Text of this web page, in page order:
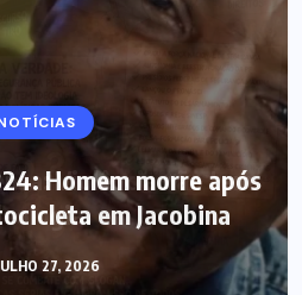
Homem morre após
em Jacobina
27, 2026